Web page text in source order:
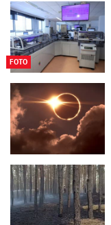
FOTO